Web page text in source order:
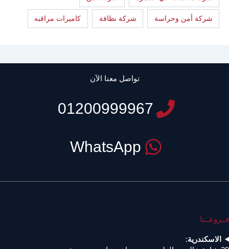
شركة أمن وحراسة شركة نظافة كاميرات مراقبه
تواصل معنا الآن
01200999967
WhatsApp
فــروعــنا
الاسكندرية: